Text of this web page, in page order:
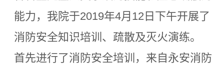
能力，我院于2019年4月12日下午开展了
消防安全知识培训、疏散及灭火演练。
首先进行了消防安全培训，来自永安消防